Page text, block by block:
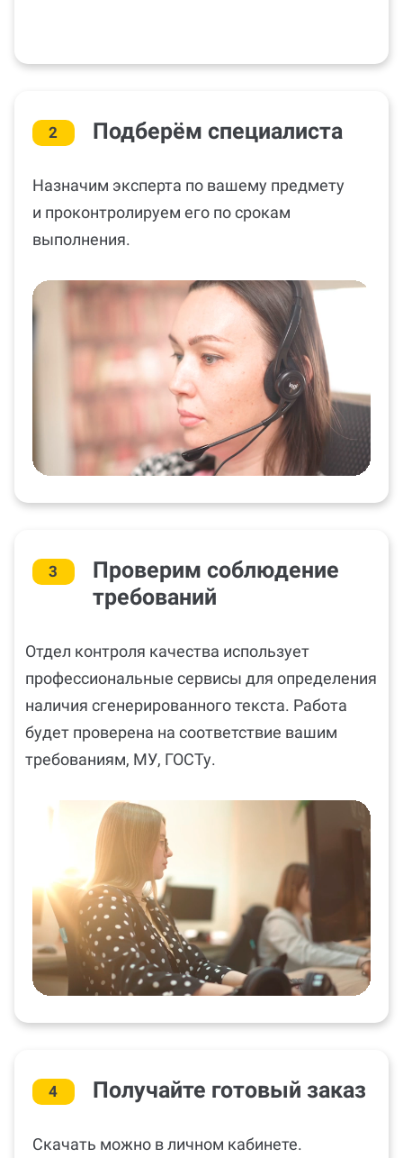
2 Подберём специалиста
Назначим эксперта по вашему предмету
и проконтролируем его по срокам
выполнения.
3
Проверим соблюдение
требований
Отдел контроля качества использует
профессиональные сервисы для определения
наличия сгенерированного текста. Работа
будет проверена на соответствие вашим
требованиям, МУ, ГОСТу.
4 Получайте готовый заказ
Скачать можно в личном кабинете.